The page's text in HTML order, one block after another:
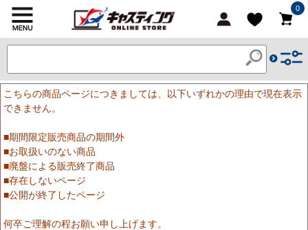
0
こちらの商品ページにつきましては、以下いずれかの理由で現在表示
できません。
■期間限定販売商品の期間外
■お取扱いのない商品
■廃盤による販売終了商品
■存在しないページ
■公開が終了したページ
何卒ご理解の程お願い申し上げます。